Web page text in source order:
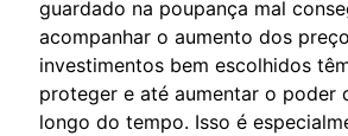
guardado na poupança mal
acompanhar o aumento dos
investimentos bem escolhidos
proteger e até aumentar o poder
longo do tempo. Isso é